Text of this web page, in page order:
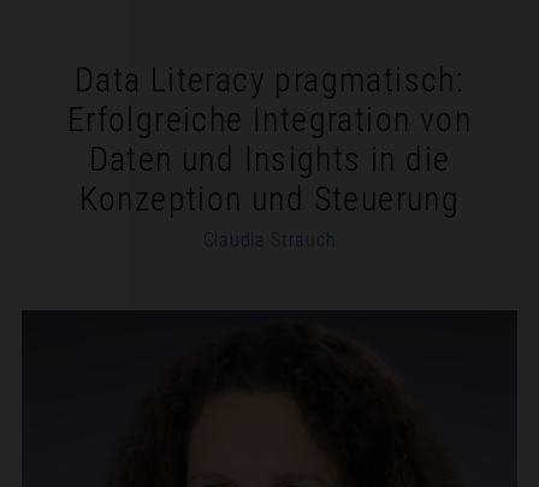
Data Literacy pragmatisch:
Erfolgreiche Integration von
Daten und Insights in die
Konzeption und Steuerung
Claudia Strauch